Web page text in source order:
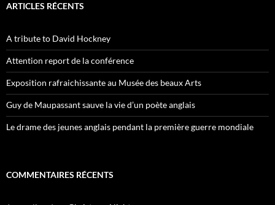
ARTICLES RÉCENTS
A tribute to David Hockney
Attention report de la conférence
Exposition rafraichissante au Musée des beaux Arts
Guy de Maupassant sauve la vie d’un poète anglais
Le drame des jeunes anglais pendant la première guerre mondiale
COMMENTAIRES RÉCENTS